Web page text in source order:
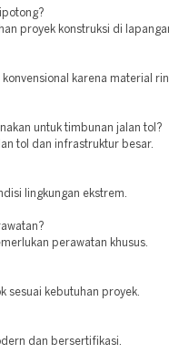
proyek konstruksi di
karena material
untuk timbunan jalan tol?
tol dan infrastruktur besar.
lingkungan ekstrem.
perawatan khusus.
sesuai kebutuhan proyek.
dan bersertifikasi.